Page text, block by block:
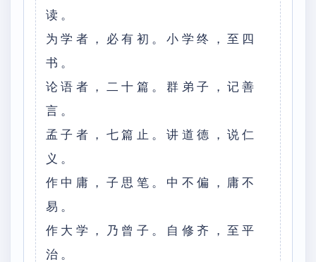
读。
为学者，必有初。小学终，至四
书。
论语者，二十篇。群弟子，记善
言。
孟子者，七篇止。讲道德，说仁
义。
作中庸，子思笔。中不偏，庸不
易。
作大学，乃曾子。自修齐，至平
治。